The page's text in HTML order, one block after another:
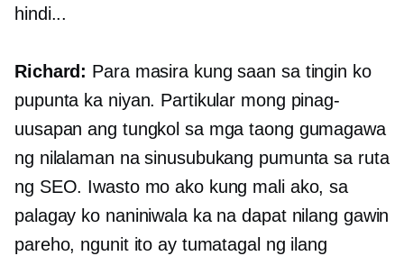
hindi...
Richard: Para masira kung saan sa tingin ko
pupunta ka niyan. Partikular mong pinag-
uusapan ang tungkol sa mga taong gumagawa
ng nilalaman na sinusubukang pumunta sa ruta
ng SEO. Iwasto mo ako kung mali ako, sa
palagay ko naniniwala ka na dapat nilang gawin
pareho, ngunit ito ay tumatagal ng ilang